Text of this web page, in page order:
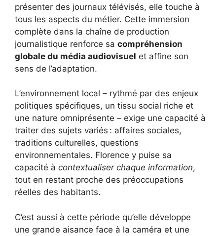
présenter des journaux télévisés, elle touche à
tous les aspects du métier. Cette immersion
complète dans la chaîne de production
journalistique renforce sa compréhension
globale du média audiovisuel et affine son
sens de l’adaptation.
L’environnement local – rythmé par des enjeux
politiques spécifiques, un tissu social riche et
une nature omniprésente – exige une capacité à
traiter des sujets variés : affaires sociales,
traditions culturelles, questions
environnementales. Florence y puise sa
capacité à contextualiser chaque information,
tout en restant proche des préoccupations
réelles des habitants.
C’est aussi à cette période qu’elle développe
une grande aisance face à la caméra et une